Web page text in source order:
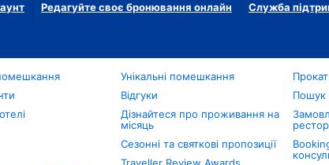
Редагуйте своє бронювання онлайн Служба
Унікальні помешкання
Відгуки
Дізнайтеся про проживання на
місяць
Сезонні та святкові пропозиції
Пошук